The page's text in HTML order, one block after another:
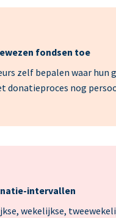
fondsen toe
zelf bepalen waar hun
donatieproces nog
intervallen
wekelijkse,